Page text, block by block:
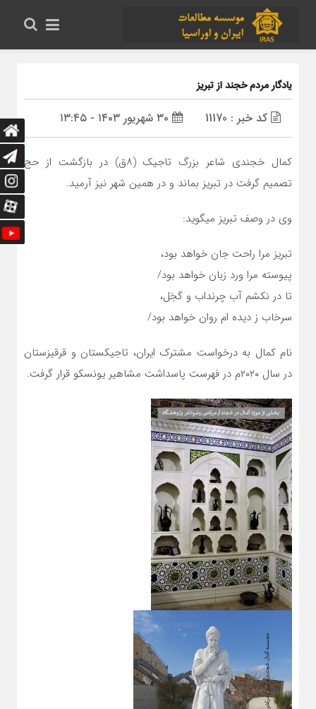
یادگار مردم خجند از تبریز
کد خبر : 11170
کمال خجندی شاعر بزرگ تاجیک (۸ق) در بازگشت از حج
تصمیم گرفت در تبریز بماند و در همین شهر نیز آرمید.
وی در وصف تبریز میگوید:
تبریز مرا راحت جان خواهد بود،
پیوسته مرا ورد زبان خواهد بود/
تا در نکشم آب چرنداب و گجَل،
سرخاب ز دیده ام روان خواهد بود/
نام کمال به درخواست مشترک ایران، تاجیکستان و قرقیزستان
در سال ۲۰۲۰م در فهرست پاسداشت مشاهیر یونسکو قرار گرفت.